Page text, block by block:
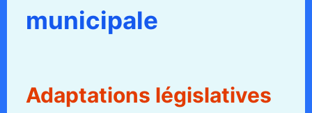
municipale
Adaptations législatives